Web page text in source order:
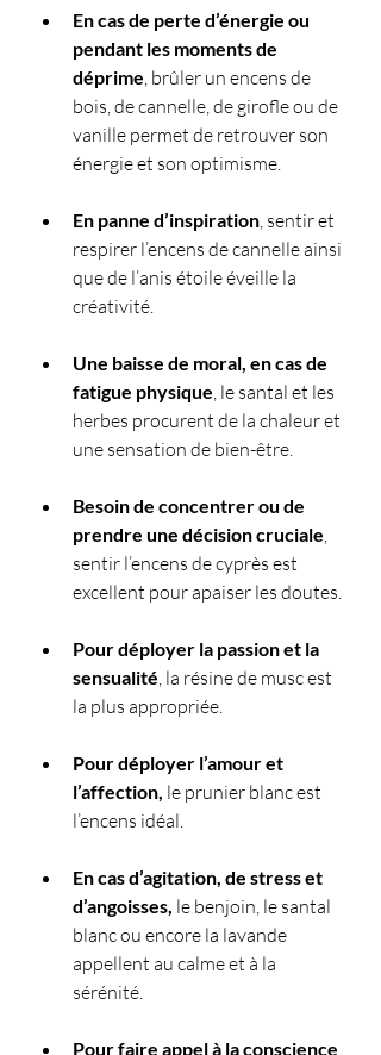
En cas de perte d’énergie ou
pendant les moments de
déprime , brûler un encens de
bois, de cannelle, de girofle ou de
vanille permet de retrouver son
énergie et son optimisme.
En panne d’inspiration , sentir et
respirer l’encens de cannelle ainsi
que de l’anis étoile éveille la
créativité.
Une baisse de moral, en cas de
fatigue physique , le santal et les
herbes procurent de la chaleur et
une sensation de bien-être.
Besoin de concentrer ou de
prendre une décision cruciale
sentir l’encens de cyprès est
excellent pour apaiser les doutes.
Pour déployer la passion et la
sensualité , la résine de musc est
la plus appropriée.
Pour déployer l’amour et
l’affection, le prunier blanc est
l’encens idéal.
En cas d’agitation, de stress et
d’angoisses, le benjoin, le santal
blanc ou encore la lavande
appellent au calme et à la
sérénité.
Pour faire appel à la conscience